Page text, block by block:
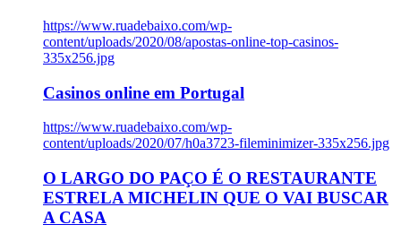
https://www.ruadebaixo.com/wp-
content/uploads/2020/08/apostas-online-top-casinos-
335x256.jpg
Casinos online em Portugal
https://www.ruadebaixo.com/wp-
content/uploads/2020/07/h0a3723-fileminimizer-335x256.jpg
O LARGO DO PAÇO É O RESTAURANTE
ESTRELA MICHELIN QUE O VAI BUSCAR
A CASA